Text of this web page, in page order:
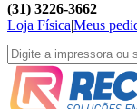
(31) 3226-3662
Loja Física|Meus